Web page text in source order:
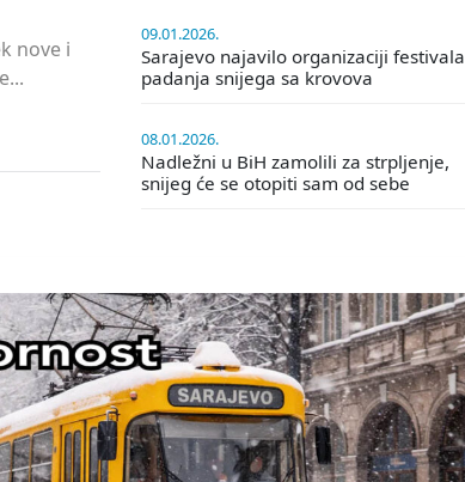
nove i
09.01.2026.
Sarajevo najavilo organizaciji festivala
padanja snijega sa krovova
08.01.2026.
Nadležni u BiH zamolili za strpljenje,
snijeg će se otopiti sam od sebe